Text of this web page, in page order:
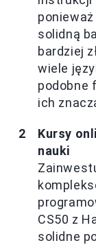
solidną
bardziej
wiele
podobne
ich
Kursy
nauki
CS50 z
solidne